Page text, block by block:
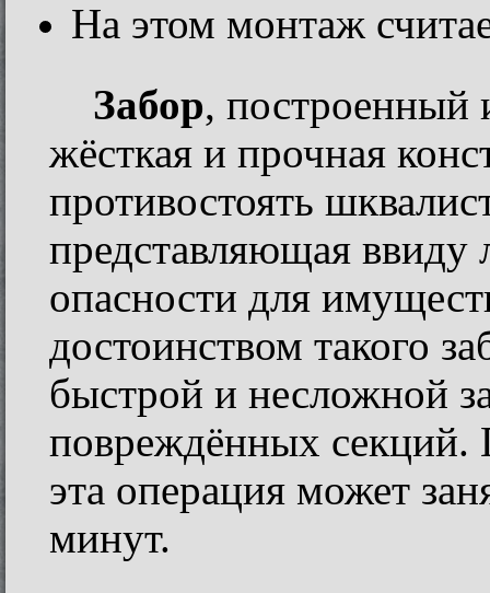
На этом монтаж
Забор, построенный
жёсткая и прочная
противостоять
представляющая ввиду
опасности для
достоинством такого
быстрой и несложной
повреждённых секций.
эта операция может
минут.